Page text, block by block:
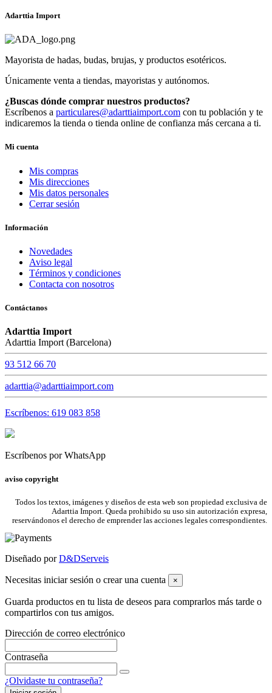
Adarttia Import
Mayorista de hadas, budas, brujas, y productos esotéricos.
Únicamente venta a tiendas, mayoristas y autónomos.
¿Buscas dónde comprar nuestros productos?
Escríbenos a particulares@adarttiaimport.com con tu población y te
indicaremos la tienda o tienda online de confianza más cercana a ti.
Mi cuenta
Mis compras
Mis direcciones
Mis datos personales
Cerrar sesión
Información
Novedades
Aviso legal
Términos y condiciones
Contacta con nosotros
Contáctanos
Adarttia Import
Adarttia Import (Barcelona)
93 512 66 70
adarttia@adarttiaimport.com
Escríbenos: 619 083 858
Escríbenos por WhatsApp
aviso copyright
Todos los textos, imágenes y diseños de esta web son propiedad exclusiva de
Adarttia Import. Queda prohibido su uso sin autorización expresa,
reservándonos el derecho de emprender las acciones legales correspondientes.
Diseñado porD&DServeis
Necesitas iniciar sesión o crear una cuenta ×
Guarda productos en tu lista de deseos para comprarlos más tarde o
compartirlos con tus amigos.
Dirección de correo electrónico
Contraseña
¿Olvidaste tu contraseña?